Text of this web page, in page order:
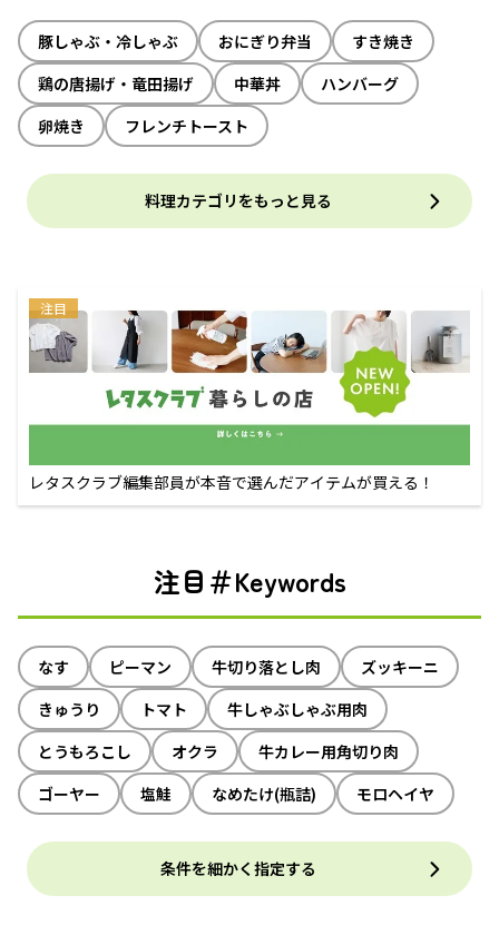
豚しゃぶ・冷しゃぶ おにぎり弁当
すき焼き
鶏の唐揚げ・竜田揚げ
中華丼
ハンバーグ
卵焼き
フレンチトースト
料理カテゴリをもっと見る
注目
レタスクラブ編集部員が本音で選んだアイテムが買える！
注目＃Keywords
なす ピーマン 牛切り落とし肉
ズッキーニ
きゅうり
トマト
牛しゃぶしゃぶ用肉
とうもろこし
オクラ
牛カレー用角切り肉
ゴーヤー
塩鮭 なめたけ(瓶詰) モロヘイヤ
条件を細かく指定する